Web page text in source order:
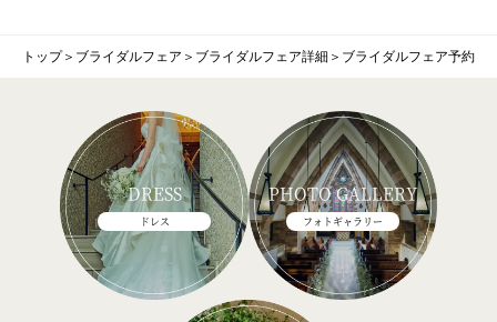
トップ＞ ブライダルフェア ＞ ブライダルフェア詳細 ＞ ブライダルフェア予約
DRESS
ドレス
PHOTO GALLERY
フォトギャラリー